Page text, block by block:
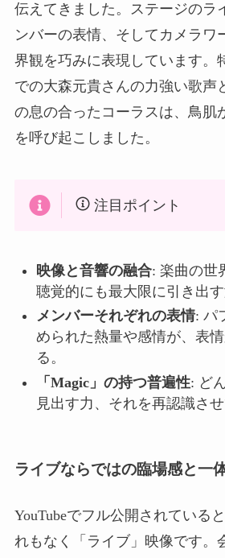
伝えてきました。ステージのラ
ンバーの表情、そしてカメラワ
界観を巧みに表現しています。
での大森元貴さんの力強い歌声
の息の合ったコーラスは、鳥肌
を呼び起こしました。
注目ポイント
映像と音響の融合: 楽曲の世
聴覚的にも最大限に引き出す
メンバーそれぞれの表情: パ
められた熱量や感情が、表
る。
「Magic」の持つ普遍性: ど
見出す力、それを再認識させ
ライブならではの臨場感と一
YouTubeでフル公開されている
れもなく「ライブ」映像です。